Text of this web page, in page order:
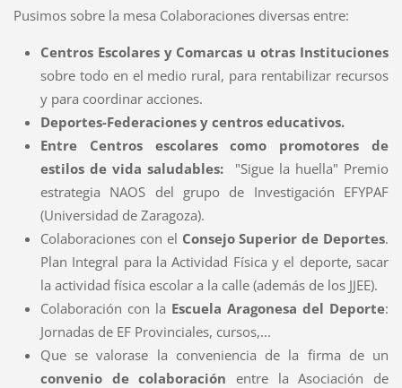
Pusimos sobre la mesa Colaboraciones diversas entre:
Centros Escolares y Comarcas u otras Instituciones
sobre todo en el medio rural, para rentabilizar recursos
y para coordinar acciones.
Deportes-Federaciones y centros educativos.
Entre Centros escolares como promotores de
estilos de vida saludables:
"Sigue la huella" Premio
estrategia NAOS del grupo de Investigación EFYPAF
(Universidad de Zaragoza).
Colaboraciones con el Consejo Superior de Deportes.
Plan Integral para la Actividad Física y el deporte, sacar
la actividad física escolar a la calle (además de los JJEE).
Colaboración con la Escuela Aragonesa del Deporte:
Jornadas de EF Provinciales, cursos,...
Que se valorase la conveniencia de la firma de un
convenio de colaboración entre la Asociación de